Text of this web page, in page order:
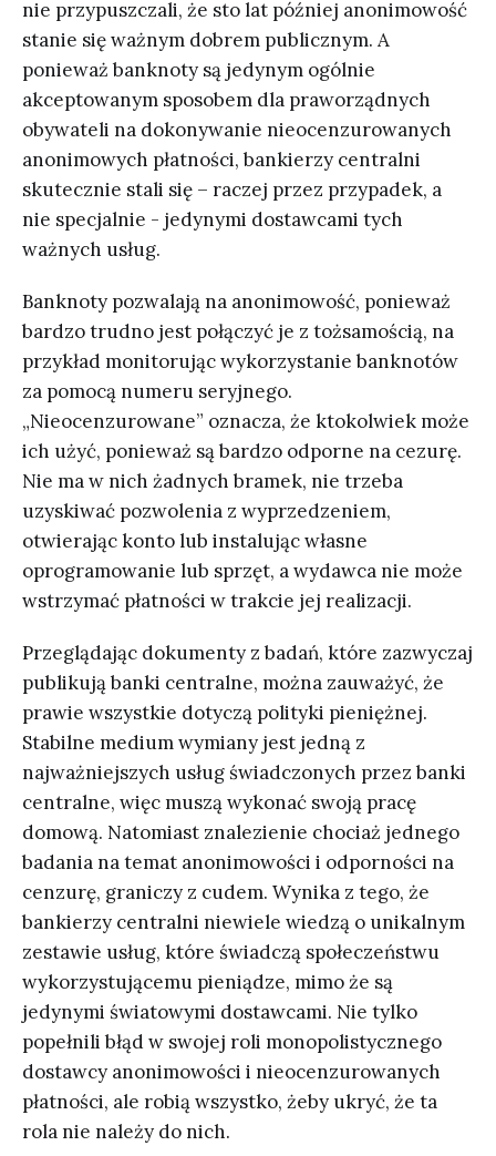
nie przypuszczali, że sto lat później anonimowość
stanie się ważnym dobrem publicznym. A
ponieważ banknoty są jedynym ogólnie
akceptowanym sposobem dla praworządnych
obywateli na dokonywanie nieocenzurowanych
anonimowych płatności, bankierzy centralni
skutecznie stali się – raczej przez przypadek, a
nie specjalnie - jedynymi dostawcami tych
ważnych usług.
Banknoty pozwalają na anonimowość, ponieważ
bardzo trudno jest połączyć je z tożsamością, na
przykład monitorując wykorzystanie banknotów
za pomocą numeru seryjnego.
„Nieocenzurowane” oznacza, że ktokolwiek może
ich użyć, ponieważ są bardzo odporne na cezurę.
Nie ma w nich żadnych bramek, nie trzeba
uzyskiwać pozwolenia z wyprzedzeniem,
otwierając konto lub instalując własne
oprogramowanie lub sprzęt, a wydawca nie może
wstrzymać płatności w trakcie jej realizacji.
Przeglądając dokumenty z badań, które zazwyczaj
publikują banki centralne, można zauważyć, że
prawie wszystkie dotyczą polityki pieniężnej.
Stabilne medium wymiany jest jedną z
najważniejszych usług świadczonych przez banki
centralne, więc muszą wykonać swoją pracę
domową. Natomiast znalezienie chociaż jednego
badania na temat anonimowości i odporności na
cenzurę, graniczy z cudem. Wynika z tego, że
bankierzy centralni niewiele wiedzą o unikalnym
zestawie usług, które świadczą społeczeństwu
wykorzystującemu pieniądze, mimo że są
jedynymi światowymi dostawcami. Nie tylko
popełnili błąd w swojej roli monopolistycznego
dostawcy anonimowości i nieocenzurowanych
płatności, ale robią wszystko, żeby ukryć, że ta
rola nie należy do nich.